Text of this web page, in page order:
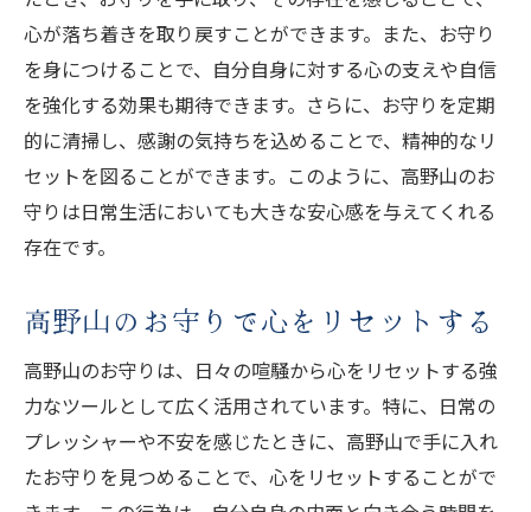
心が落ち着きを取り戻すことができます。また、お守り
を身につけることで、自分自身に対する心の支えや自信
を強化する効果も期待できます。さらに、お守りを定期
的に清掃し、感謝の気持ちを込めることで、精神的なリ
セットを図ることができます。このように、高野山のお
守りは日常生活においても大きな安心感を与えてくれる
存在です。
高野山のお守りで心をリセットする
高野山のお守りは、日々の喧騒から心をリセットする強
力なツールとして広く活用されています。特に、日常の
プレッシャーや不安を感じたときに、高野山で手に入れ
たお守りを見つめることで、心をリセットすることがで